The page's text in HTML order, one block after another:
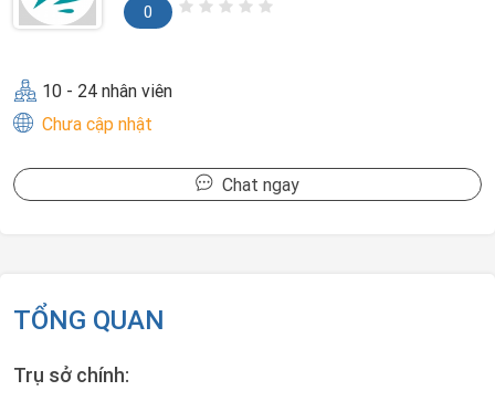
0
10 - 24 nhân viên
Chưa cập nhật
Chat ngay
TỔNG QUAN
Trụ sở chính: